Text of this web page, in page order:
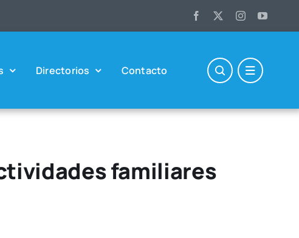
Direc­to­rios Con­tac­to
familiares